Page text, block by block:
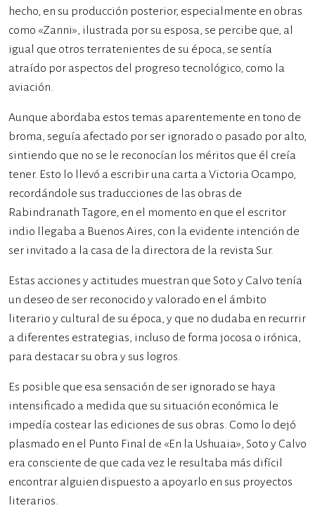
hecho, en su producción posterior, especialmente en obras
como «Zanni», ilustrada por su esposa, se percibe que, al
igual que otros terratenientes de su época, se sentía
atraído por aspectos del progreso tecnológico, como la
aviación.
Aunque abordaba estos temas aparentemente en tono de
broma, seguía afectado por ser ignorado o pasado por alto,
sintiendo que no se le reconocían los méritos que él creía
tener. Esto lo llevó a escribir una carta a Victoria Ocampo,
recordándole sus traducciones de las obras de
Rabindranath Tagore, en el momento en que el escritor
indio llegaba a Buenos Aires, con la evidente intención de
ser invitado a la casa de la directora de la revista Sur.
Estas acciones y actitudes muestran que Soto y Calvo tenía
un deseo de ser reconocido y valorado en el ámbito
literario y cultural de su época, y que no dudaba en recurrir
a diferentes estrategias, incluso de forma jocosa o irónica,
para destacar su obra y sus logros.
Es posible que esa sensación de ser ignorado se haya
intensificado a medida que su situación económica le
impedía costear las ediciones de sus obras. Como lo dejó
plasmado en el Punto Final de «En la Ushuaia», Soto y Calvo
era consciente de que cada vez le resultaba más difícil
encontrar alguien dispuesto a apoyarlo en sus proyectos
literarios.